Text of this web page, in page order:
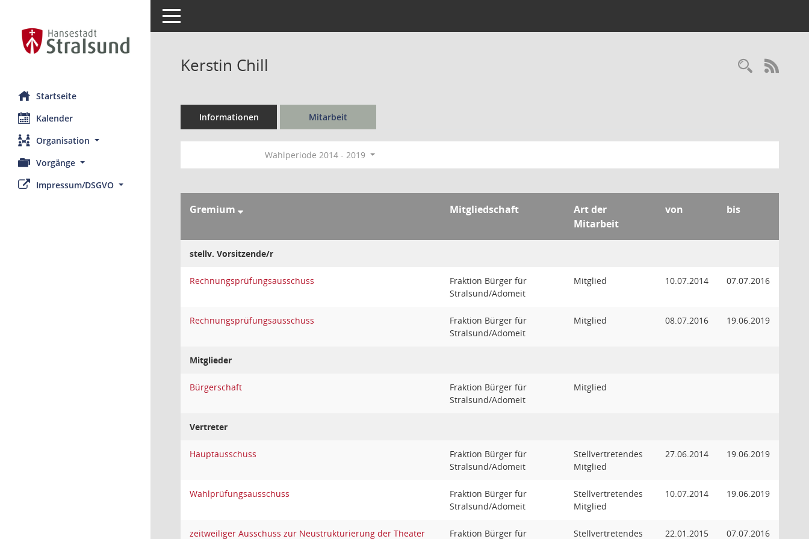
Startseite
Kalender
Organisation
Vorgänge
Impressum/DSGVO
Toggle navigation
Kerstin Chill
Informationen Mitarbeit
Wahlperiode 2014 - 2019
Gremium Mitgliedschaft
Art der
Mitarbeit
von bis
stellv. Vorsitzende/r
Rechnungsprüfungsausschuss
Fraktion Bürger für
Stralsund/Adomeit
Mitglied 10.07.2014 07.07.2016
Rechnungsprüfungsausschuss
Fraktion Bürger für
Stralsund/Adomeit
Mitglied 08.07.2016 19.06.2019
Mitglieder
Bürgerschaft
Fraktion Bürger für
Stralsund/Adomeit
Mitglied
Vertreter
Hauptausschuss
Fraktion Bürger für
Stralsund/Adomeit
Stellvertretendes
Mitglied
27.06.2014 19.06.2019
Wahlprüfungsausschuss
Fraktion Bürger für
Stralsund/Adomeit
Stellvertretendes
Mitglied
10.07.2014 19.06.2019
zeitweiliger Ausschuss zur Neustrukturierung der Theater Fraktion Bürger für Stellvertretendes 22.01.2015 07.07.2016